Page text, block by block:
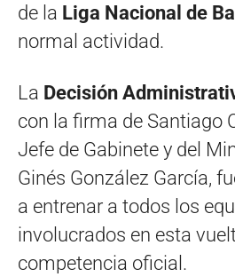
de la Liga Nacional de
normal actividad.
La Decisión
con la firma de Santiago
Jefe de Gabinete y del
Ginés González García,
a entrenar a todos los
involucrados en esta
competencia oficial.